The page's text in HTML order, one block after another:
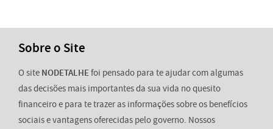
Sobre o Site
O site NODETALHEfoi pensado para te ajudar com algumas
das decisões mais importantes da sua vida no quesito
financeiro e para te trazer as informações sobre os benefícios
sociais e vantagens oferecidas pelo governo. Nossos